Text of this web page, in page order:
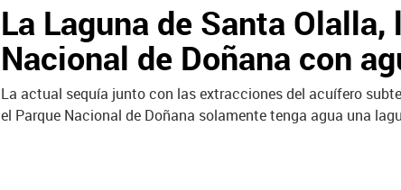
La Laguna de Santa
Nacional de Doñana con
La actual sequía junto con las extracciones del acuífero
el Parque Nacional de Doñana solamente tenga agua una